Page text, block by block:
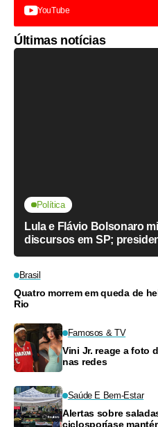
YouTube
Últimas notícias
Política
Lula e Flávio Bolsonaro
discursos em SP;
Brasil
Quatro morrem em queda de
Rio
Famosos & TV
Vini Jr. reage a foto
nas redes
Saúde E Bem-Estar
Alertas sobre
ciclosporíase